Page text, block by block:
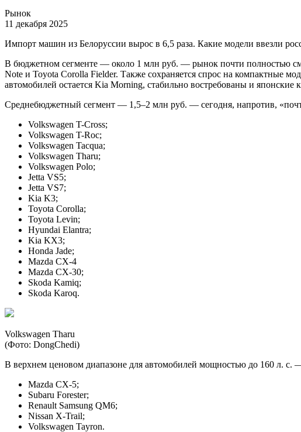
Рынок
11 декабря 2025
Импорт машин из Белоруссии вырос в 6,5 раза. Какие модели ввезли
В бюджетном сегменте — около 1 млн руб. — рынок почти полностью
Note и Toyota Corolla Fielder. Также сохраняется спрос на компактные
автомобилей остается Kia Morning, стабильно востребованы и японские
Среднебюджетный сегмент — 1,5–2 млн руб. — сегодня, напротив,
Volkswagen T-Cross;
Volkswagen T-Roc;
Volkswagen Tacqua;
Volkswagen Tharu;
Volkswagen Polo;
Jetta VS5;
Jetta VS7;
Kia K3;
Toyota Corolla;
Toyota Levin;
Hyundai Elantra;
Kia KX3;
Honda Jade;
Mazda CX-4
Mazda CX-30;
Skoda Kamiq;
Skoda Karoq.
Volkswagen Tharu
(Фото: DongChedi)
В верхнем ценовом диапазоне для автомобилей мощностью до 160 л.
Mazda CX-5;
Subaru Forester;
Renault Samsung QM6;
Nissan X-Trail;
Volkswagen Tayron.